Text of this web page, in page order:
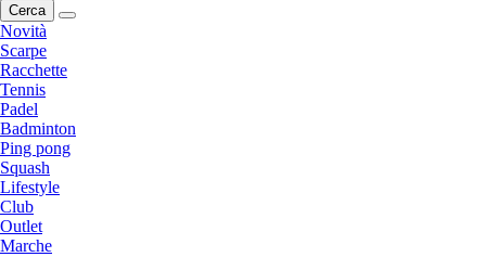
Cerca
Novità
Scarpe
Racchette
Tennis
Padel
Badminton
Ping pong
Squash
Lifestyle
Club
Outlet
Marche